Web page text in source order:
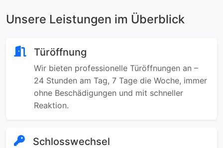
Unsere Leistungen im Überblick
Türöffnung
Wir bieten professionelle Türöffnungen an –
24 Stunden am Tag, 7 Tage die Woche, immer
ohne Beschädigungen und mit schneller
Reaktion.
Schlosswechsel